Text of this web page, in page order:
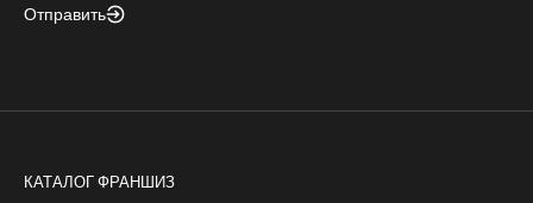
Отправить
КАТАЛОГ ФРАНШИЗ